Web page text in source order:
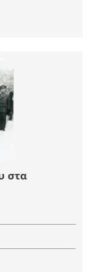
στα